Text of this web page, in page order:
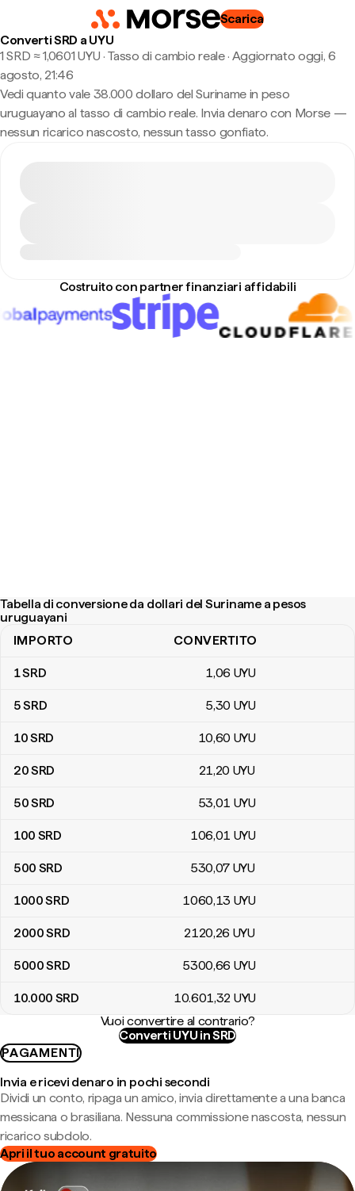
Scarica
Converti SRD a UYU
1 SRD ≈ 1,0601 UYU · Tasso di cambio reale· Aggiornato oggi, 6
agosto, 21:46
Vedi quanto vale 38.000 dollaro del Suriname in peso
uruguayano al tasso di cambio reale. Invia denaro con Morse —
nessun ricarico nascosto, nessun tasso gonfiato.
Costruito con partner finanziari affidabili
Tabella di conversione da dollari del Suriname a pesos
uruguayani
Tabella di conversione da dollari del Suriname a pesos uruguayani
IMPORTO CONVERTITO
1SRD 1,06 UYU
5SRD 5,30 UYU
10SRD 10,60 UYU
20SRD 21,20 UYU
50SRD 53,01 UYU
100 SRD 106,01 UYU
500 SRD 530,07 UYU
1000SRD 1060,13 UYU
2000SRD 2120,26 UYU
5000SRD 5300,66 UYU
10.000 SRD 10.601,32 UYU
Vuoi convertire al contrario?
Converti UYU in SRD
PAGAMENTI
Invia e ricevi denaro in pochi secondi
Dividi un conto, ripaga un amico, invia direttamente a una banca
messicana o brasiliana. Nessuna commissione nascosta, nessun
ricarico subdolo.
Apri il tuo account gratuito